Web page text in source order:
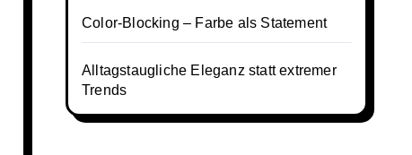
Color-Blocking – Farbe als Statement
Alltagstaugliche Eleganz statt extremer
Trends